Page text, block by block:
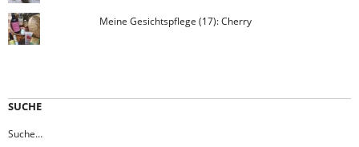
Meine Gesichtspflege (17): Cherry
SUCHE